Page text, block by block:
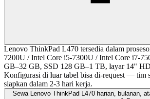
Lenovo ThinkPad L470 tersedia dalam
7200U / Intel Core i5-7300U / Intel Core i7-
GB–32 GB, SSD 128 GB–1 TB, layar 14"
Konfigurasi di luar tabel bisa di-request — tim
siapkan dalam 2-3 hari kerja.
Sewa Lenovo ThinkPad L470 harian, bulanan,